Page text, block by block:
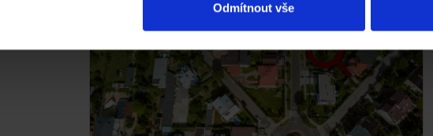
Odmítnout vše